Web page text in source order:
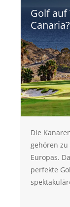
Golf auf
Canaria?
Die
gehören
Europas.
perfekte